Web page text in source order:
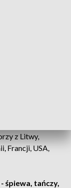
z Litwy,
Francji, USA,
śpiewa, tańczy,